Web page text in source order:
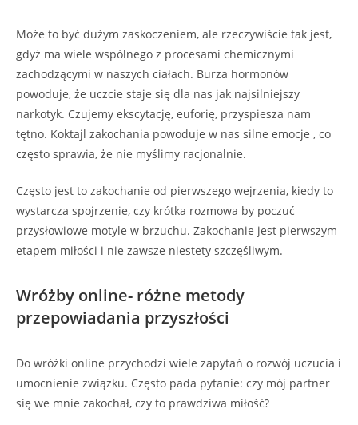
Może to być dużym zaskoczeniem, ale rzeczywiście tak jest,
gdyż ma wiele wspólnego z procesami chemicznymi
zachodzącymi w naszych ciałach. Burza hormonów
powoduje, że uczcie staje się dla nas jak najsilniejszy
narkotyk. Czujemy ekscytację, euforię, przyspiesza nam
tętno. Koktajl zakochania powoduje w nas silne emocje , co
często sprawia, że nie myślimy racjonalnie.
Często jest to zakochanie od pierwszego wejrzenia, kiedy to
wystarcza spojrzenie, czy krótka rozmowa by poczuć
przysłowiowe motyle w brzuchu. Zakochanie jest pierwszym
etapem miłości i nie zawsze niestety szczęśliwym.
Wróżby online- różne metody
przepowiadania przyszłości
Do wróżki online przychodzi wiele zapytań o rozwój uczucia i
umocnienie związku. Często pada pytanie: czy mój partner
się we mnie zakochał, czy to prawdziwa miłość?